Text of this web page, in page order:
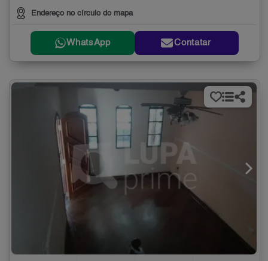
Endereço no círculo do mapa
WhatsApp Contatar